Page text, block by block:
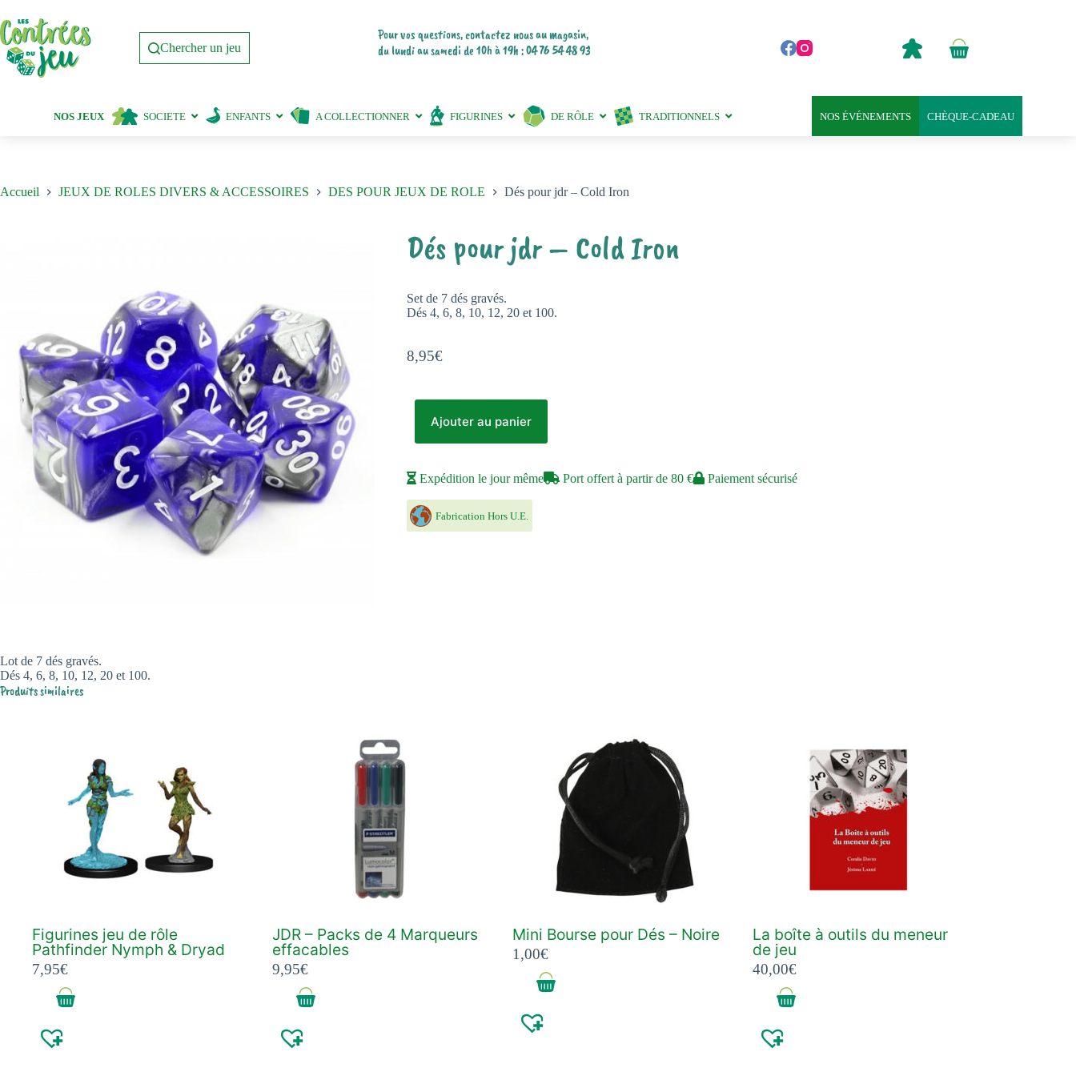
au
contenu
Chercher un jeu
Pour vos questions, contactez nous au magasin,
du lundi au samedi de 10h à 19h : 04 76 54 48 93
Panier
0,00
NOS JEUX SOCIETE ENFANTS A COLLECTIONNER FIGURINES DE RÔLE TRADITIONNELS CHÈQUE-CADEAU
NOS ÉVÉNEMENTS
Accueil JEUX DE ROLES DIVERS & ACCESSOIRES DES POUR JEUX DE ROLE Dés pour jdr – Cold Iron
Dés pour jdr – Cold Iron
8,95€
Set de 7 dés gravés.
Dés 4, 6, 8, 10, 12, 20 et 100.
Ajouter au panier
Expédition le jour même Port offert à partir de 80 € Paiement sécurisé
Fabrication Hors U.E.
Lot de 7 dés gravés.
Dés 4, 6, 8, 10, 12, 20 et 100.
Produits similaires
Figurines jeu de rôle
Pathfinder Nymph & Dryad
7,95€
JDR – Packs de 4 Marqueurs
effacables
9,95€
Mini Bourse pour Dés – Noire
1,00€
La boîte à outils du meneur
de jeu
40,00€